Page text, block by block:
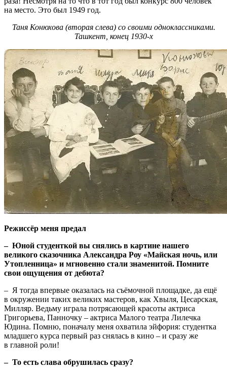
на место. Это был 1949 год.
Таня Конюхова (вторая слева) со своими одноклассниками.
Ташкент, конец 1930-х
Режиссёр меня предал
– Юной студенткой вы снялись в картине нашего
великого сказочника Александра Роу «Майская ночь, или
Утопленница» и мгновенно стали знаменитой. Помните
свои ощущения от дебюта?
– Я тогда впервые оказалась на съёмочной площадке, да ещё
в окружении таких великих мастеров, как Хвыля, Цесарская,
Милляр. Ведьму играла потрясающей красоты актриса
Григорьева, Панночку – актриса Малого театра Лилечка
Юдина. Помню, поначалу меня охватила эйфория: студентка
младшего курса первый раз снялась в кино – и сразу же
в главной роли!
– То есть слава обрушилась сразу?